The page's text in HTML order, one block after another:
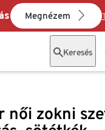
Megnézem
Keresés
női zokni